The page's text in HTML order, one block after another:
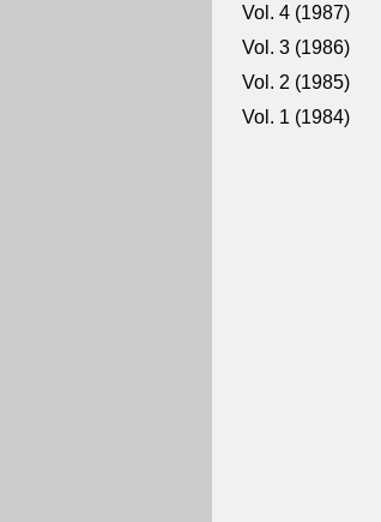
Vol. 4 (1987)
Vol. 3 (1986)
Vol. 2 (1985)
Vol. 1 (1984)